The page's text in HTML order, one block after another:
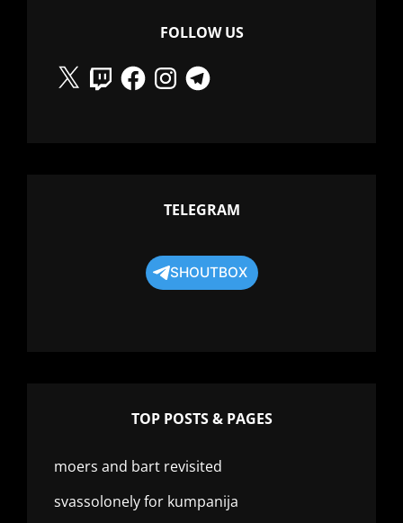
FOLLOW US
X
TwitchFacebookInstagramTelegram
TELEGRAM
SHOUTBOX
TOP POSTS & PAGES
moers and bart revisited
svassolonely for kumpanija